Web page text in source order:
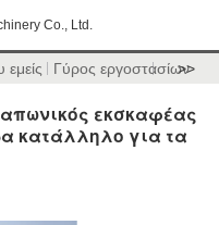
Co., Ltd.
εμείς Γύρος εργοστασίων
>>
εκσκαφέας
κατάλληλο για τα